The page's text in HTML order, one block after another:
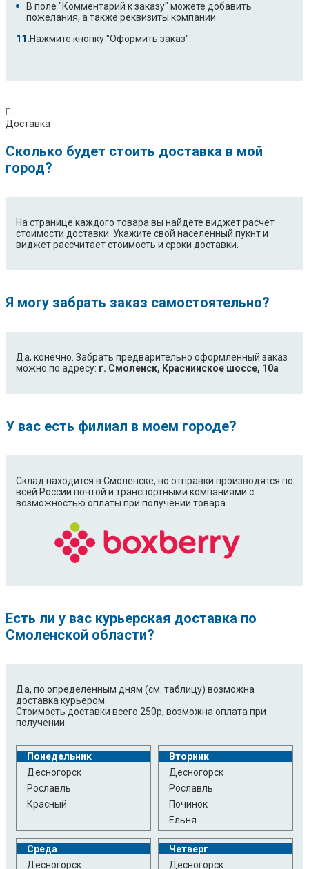
В поле "Комментарий к заказу" можете добавить
пожелания, а также реквизиты компании.
Нажмите кнопку "Оформить заказ".
Доставка
Сколько будет стоить доставка в мой
город?
На странице каждого товара вы найдете виджет расчет
стоимости доставки. Укажите свой населенный пукнт и
виджет рассчитает стоимость и сроки доставки.
Я могу забрать заказ самостоятельно?
Да, конечно. Забрать предварительно оформленный заказ
можно по адресу: г. Смоленск, Краснинское шоссе, 10а
У вас есть филиал в моем городе?
Склад находится в Смоленске, но отправки производятся по
всей России почтой и транспортными компаниями с
возможностью оплаты при получении товара.
Есть ли у вас курьерская доставка по
Смоленской области?
Да, по определенным дням (см. таблицу) возможна
доставка курьером.
Стоимость доставки всего 250р, возможна оплата при
получении.
Понедельник
Десногорск
Рославль
Красный
Вторник
Десногорск
Рославль
Починок
Ельня
Среда
Десногорск
Четверг
Десногорск